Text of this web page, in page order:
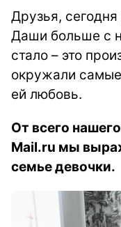
Друзья,
Даши больше с
стало – это
окружали
ей любовь.
От всего
Mail.ru мы
семье девочки.